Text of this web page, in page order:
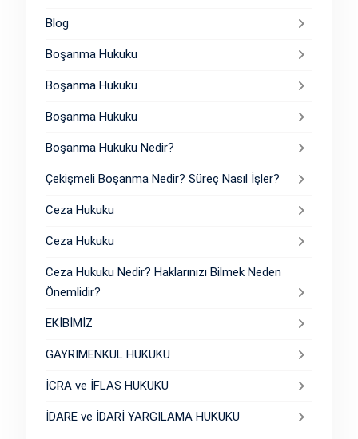
Blog
Boşanma Hukuku
Boşanma Hukuku
Boşanma Hukuku
Boşanma Hukuku Nedir?
Çekişmeli Boşanma Nedir? Süreç Nasıl İşler?
Ceza Hukuku
Ceza Hukuku
Ceza Hukuku Nedir? Haklarınızı Bilmek Neden
Önemlidir?
EKİBİMİZ
GAYRIMENKUL HUKUKU
İCRA ve İFLAS HUKUKU
İDARE ve İDARİ YARGILAMA HUKUKU